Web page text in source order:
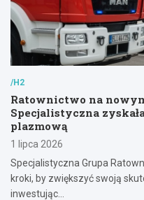
/H2
Ratownictwo na
Specjalistyczna
plazmową
1 lipca 2026
Specjalistyczna Grupa
kroki, by zwiększyć swoją
inwestując…